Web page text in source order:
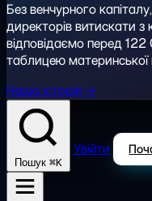
Без венчурного
директорів витискати з
відповідаємо перед
таблицею материнської
Наша історія →
Пошук ⌘K
Увійти